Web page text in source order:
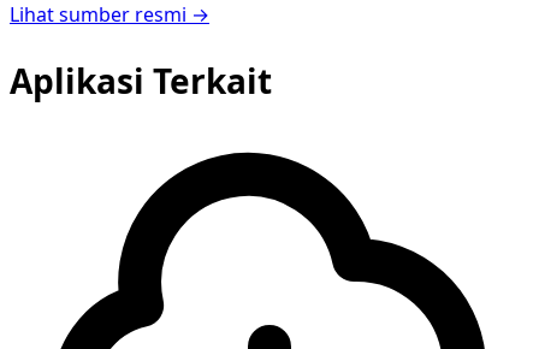
Lihat sumber resmi →
Aplikasi Terkait